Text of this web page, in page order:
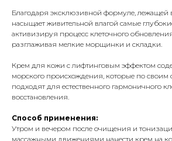
Благодаря эксклюзивной формуле, лежащей
насыщает живительной влагой самые
активизируя процесс клеточного
разглаживая мелкие морщинки и складки.
Крем для кожи с лифтинговым эффектом
морского происхождения, которые по своим
подходят для естественного гармоничного
восстановления.
Способ применения:
Утром и вечером после очищения и
массажными движениями нанести крем на